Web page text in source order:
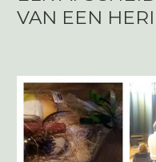
VAN EEN